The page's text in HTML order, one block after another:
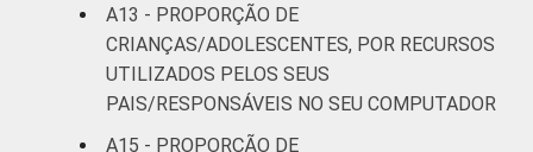
A13 - PROPORÇÃO DE
CRIANÇAS/ADOLESCENTES, POR RECURSOS
UTILIZADOS PELOS SEUS
PAIS/RESPONSÁVEIS NO SEU COMPUTADOR
A15 - PROPORÇÃO DE